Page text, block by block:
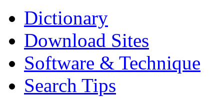
Dictionary
Download Sites
Software & Technique
Search Tips